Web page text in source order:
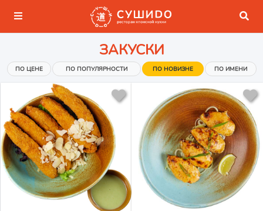
ЗАКУСКИ
ПО ЦЕНЕ ПО ПОПУЛЯРНОСТИ ПО НОВИЗНЕ ПО ИМЕНИ